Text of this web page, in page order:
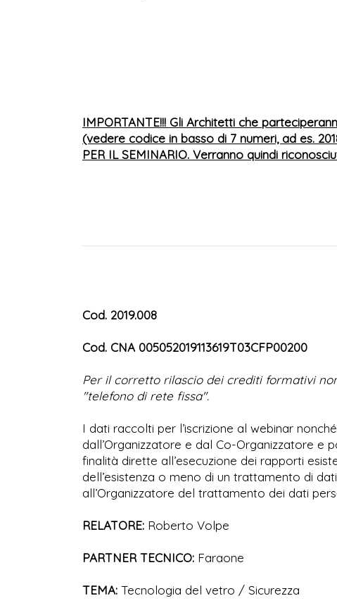
IMPORTANTE!!! Gli Architetti che
(vedere codice in basso di 7 numeri, ad es.
PER IL SEMINARIO. Verranno quindi
Cod. 2019.008
Cod. CNA 005052019113619T03CFP00200
Per il corretto rilascio dei crediti formativi
"telefono di rete fissa".
I dati raccolti per l’iscrizione al webinar
dall’Organizzatore e dal Co-Organizzatore e
finalità dirette all’esecuzione dei rapporti
dell’esistenza o meno di un trattamento di
all’Organizzatore del trattamento dei dati
RELATORE: Roberto Volpe
PARTNER TECNICO: Faraone
TEMA: Tecnologia del vetro / Sicurezza